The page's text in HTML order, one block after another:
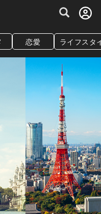
プレミアムレストラン予約
恋愛 ライフスタ